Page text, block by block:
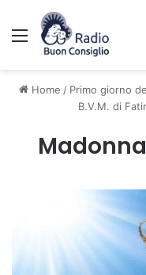
Menu
Home / Primo giorno
B.V.M. di